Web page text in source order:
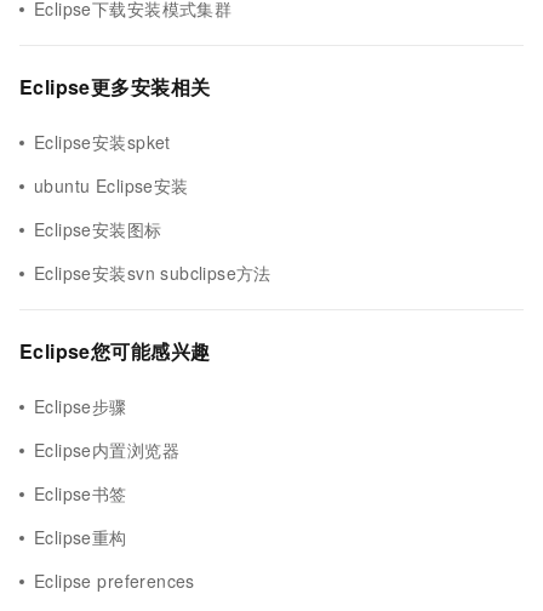
Eclipse下载安装模式集群
Eclipse更多安装相关
Eclipse安装spket
ubuntu Eclipse安装
Eclipse安装图标
Eclipse安装svn subclipse方法
Eclipse您可能感兴趣
Eclipse步骤
Eclipse内置浏览器
Eclipse书签
Eclipse重构
Eclipse preferences